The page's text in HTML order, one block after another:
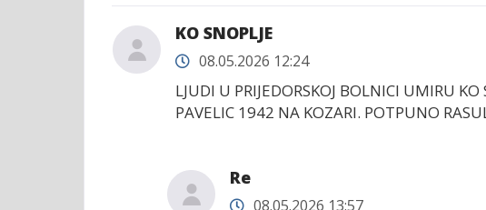
KO SNOPLJE
08.05.2026 12:24
LJUDI U PRIJEDORSKOJ BOLNICI UMIRU
PAVELIC 1942 NA KOZARI. POTPUNO
Re
08.05.2026 13:57